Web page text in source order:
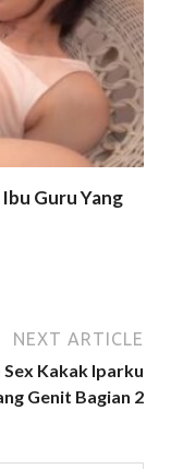
Guru Yang
NEXT ARTICLE
Kakak Iparku
Genit Bagian 2